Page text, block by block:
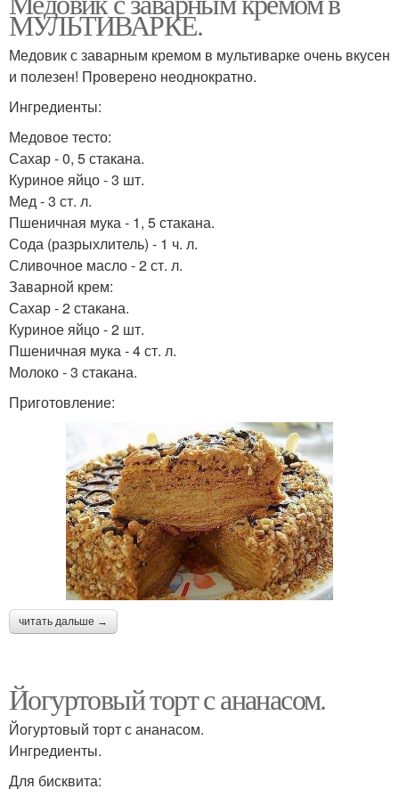
МУЛЬТИВАРКЕ.
Медовик с заварным кремом в мультиварке очень вкусен
и полезен! Проверено неоднократно.
Ингредиенты:
Медовое тесто:
Сахар - 0, 5 стакана.
Куриное яйцо - 3 шт.
Мед - 3 ст. л.
Пшеничная мука - 1, 5 стакана.
Сода (разрыхлитель) - 1 ч. л.
Сливочное масло - 2 ст. л.
Заварной крем:
Сахар - 2 стакана.
Куриное яйцо - 2 шт.
Пшеничная мука - 4 ст. л.
Молоко - 3 стакана.
Приготовление:
читать дальше →
Йогуртовый торт с ананасом.
Йогуртовый торт с ананасом.
Ингредиенты.
Для бисквита: